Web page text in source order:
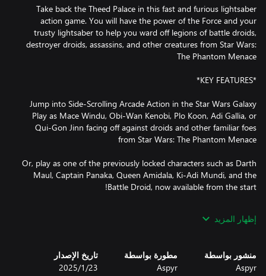
Take back the Theed Palace in this fast and furious lightsaber
action game. You will have the power of the Force and your
trusty lightsaber to help you ward off legions of battle droids,
destroyer droids, assassins, and other creatures from Star Wars:
Play as Mace Windu, Obi-Wan Kenobi, Plo Koon, Adi Gallia, or
Qui-Gon Jinn facing off against droids and other familiar foes
Or, play as one of the previously locked characters such as Darth
Maul, Captain Panaka, Queen Amidala, Ki-Adi Mundi, and the
Battle side-by-side with a companion in 2-player couch co-op for
Use classic or modern control schemes, toggle your Lightsaber
إظهار المزيد
منشور بواسطة
Aspyr
مطورة بواسطة
Aspyr
تاريخ الإصدار
23‏/1‏/2025